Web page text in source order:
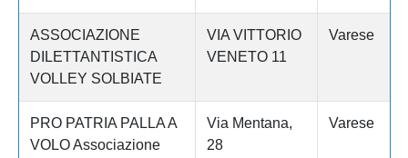
ASSOCIAZIONE
DILETTANTISTICA
VOLLEY SOLBIATE
VIA VITTORIO
VENETO 11
Varese
PRO PATRIA PALLA A
VOLO Associazione
Via Mentana,
28
Varese